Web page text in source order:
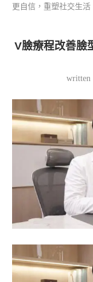
更自信，重塑社交生活
V臉療程改善臉
written